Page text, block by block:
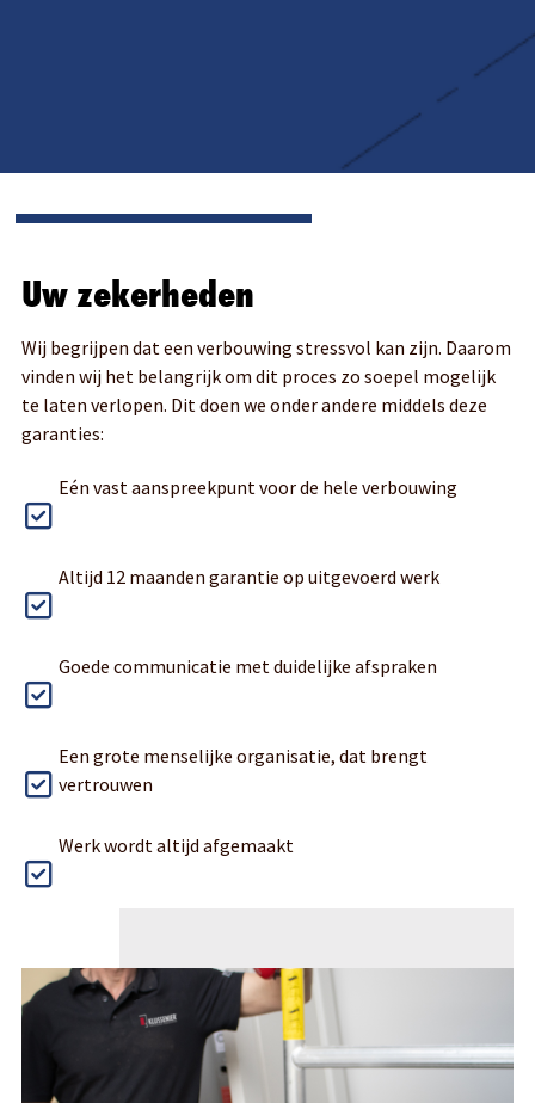
Uw zekerheden
Wij begrijpen dat een verbouwing stressvol kan zijn. Daarom
vinden wij het belangrijk om dit proces zo soepel mogelijk
te laten verlopen. Dit doen we onder andere middels deze
garanties:
Eén vast aanspreekpunt voor de hele verbouwing
Altijd 12 maanden garantie op uitgevoerd werk
Goede communicatie met duidelijke afspraken
Een grote menselijke organisatie, dat brengt
vertrouwen
Werk wordt altijd afgemaakt